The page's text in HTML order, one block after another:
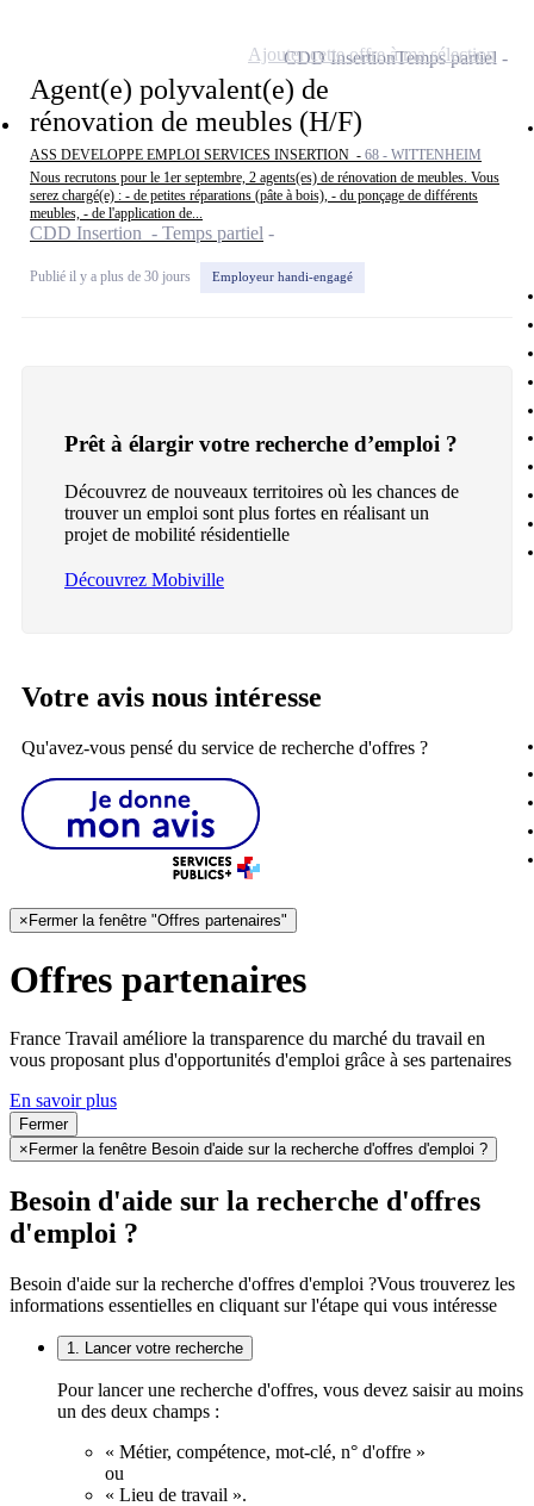
Agent(e) polyvalent(e) de
rénovation de meubles (H/F)
ASS DEVELOPPE EMPLOI SERVICES INSERTION - 68 - WITTENHEIM
Nous recrutons pour le 1er septembre, 2 agents(es) de rénovation de meubles. Vous
serez chargé(e) : - de petites réparations (pâte à bois), - du ponçage de différents
meubles, - de l'application de...
CDD Insertion - Temps partiel
Publié il y a plus de 30 jours Employeur handi-engagé
CDD InsertionTemps partiel
Ajouter cette offre à ma sélection
Prêt à élargir votre recherche d’emploi ?
Découvrez de nouveaux territoires où les chances de
trouver un emploi sont plus fortes en réalisant un
projet de mobilité résidentielle
Découvrez Mobiville
Votre avis nous intéresse
Qu'avez-vous pensé du service de recherche d'offres ?
× Fermer la fenêtre "Offres partenaires"
Offres partenaires
France Travail améliore la transparence du marché du travail en
vous proposant plus d'opportunités d'emploi grâce à ses partenaires
En savoir plus
Fermer
× Fermer la fenêtre Besoin d'aide sur la recherche d'offres d'emploi ?
Besoin d'aide sur la recherche d'offres
d'emploi ?
Besoin d'aide sur la recherche d'offres d'emploi ?Vous trouverez les
informations essentielles en cliquant sur l'étape qui vous intéresse
1. Lancer votre recherche
Pour lancer une recherche d'offres, vous devez saisir au moins
un des deux champs :
« Métier, compétence, mot-clé, n° d'offre »
ou
« Lieu de travail ».